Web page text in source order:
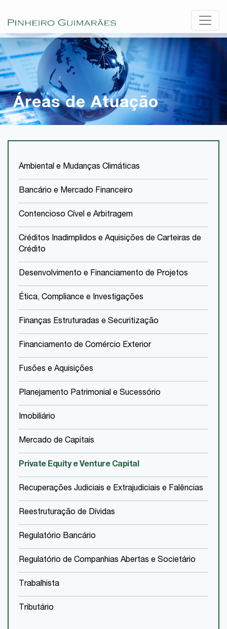
Áreas de Atuação
Ambiental e Mudanças Climáticas
Bancário e Mercado Financeiro
Contencioso Cível e Arbitragem
Créditos Inadimplidos e Aquisições de Carteiras de
Crédito
Desenvolvimento e Financiamento de Projetos
Ética, Compliance e Investigações
Finanças Estruturadas e Securitização
Financiamento de Comércio Exterior
Fusões e Aquisições
Planejamento Patrimonial e Sucessório
Imobiliário
Mercado de Capitais
Private Equity e Venture Capital
Recuperações Judiciais e Extrajudiciais e Falências
Reestruturação de Dívidas
Regulatório Bancário
Regulatório de Companhias Abertas e Societário
Trabalhista
Tributário